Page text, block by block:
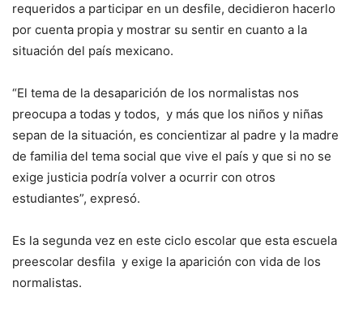
requeridos a participar en un desfile, decidieron hacerlo
por cuenta propia y mostrar su sentir en cuanto a la
situación del país mexicano.
“El tema de la desaparición de los normalistas nos
preocupa a todas y todos, y más que los niños y niñas
sepan de la situación, es concientizar al padre y la madre
de familia del tema social que vive el país y que si no se
exige justicia podría volver a ocurrir con otros
estudiantes”, expresó.
Es la segunda vez en este ciclo escolar que esta escuela
preescolar desfila y exige la aparición con vida de los
normalistas.